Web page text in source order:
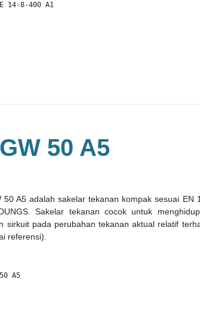
14-8-400 A1
50 A5
50 A5 adalah sakelar tekanan kompak sesuai EN
Sakelar tekanan cocok untuk
sirkuit pada perubahan tekanan aktual relatif
referensi).
A5